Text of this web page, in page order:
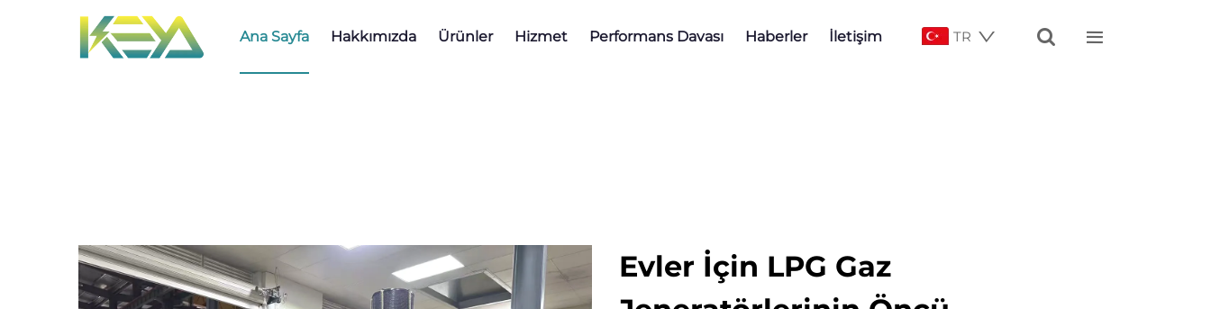
Ana Sayfa Hakkımızda Ürünler Hizmet Performans Davası Haberler İletişim TR  
Evler İçin LPG Gaz